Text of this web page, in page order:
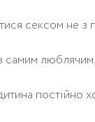
сексом не з
люблячим,
постійно